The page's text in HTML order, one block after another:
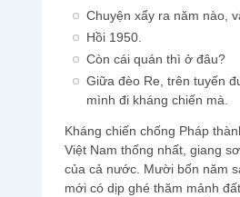
Chuyện xẩy ra năm nào,
Hồi 1950.
Còn cái quán thì ở đâu?
Giữa đèo Re, trên tuyến
mình đi kháng chiến mà.
Kháng chiến chống Pháp
Việt Nam thống nhất, giang
của cả nước. Mười bốn năm
mới có dịp ghé thăm mảnh